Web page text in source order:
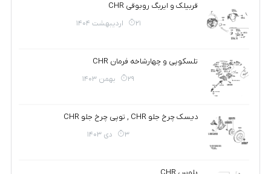
قربیلک و ایربگ روبوقی CHR
21 اردیبهشت 1404
تلسکوپی و چهارشاخه فرمان CHR
29 بهمن 1403
دیسک چرخ جلو CHR , توپی چرخ جلو CHR
3 دی 1403